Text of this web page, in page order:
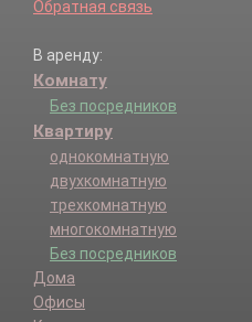
Обратная связь
В аренду:
Комнату
Без посредников
Квартиру
однокомнатную
двухкомнатную
трехкомнатную
многокомнатную
Без посредников
Дома
Офисы